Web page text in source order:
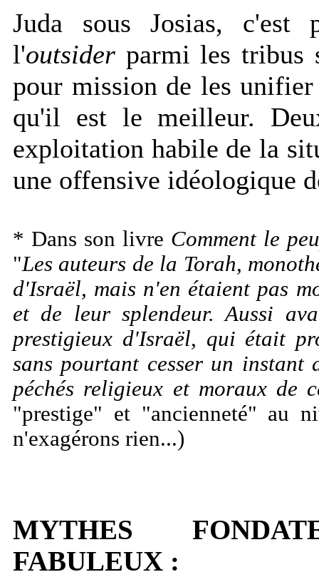
Juda sous Josias, c'est
l'outsider parmi les tribus
pour mission de les
qu'il est le meilleur.
exploitation habile de la
une offensive idéologique
* Dans son livre Comment le
"Les auteurs de la Torah,
d'Israël, mais n'en étaient pas
et de leur splendeur. Aussi
prestigieux d'Israël, qui était
sans pourtant cesser un instant
péchés religieux et moraux de
"prestige" et "ancienneté" au
n'exagérons rien...)
MYTHES
FABULEUX :